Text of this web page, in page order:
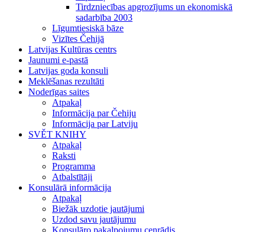
Tirdzniecības apgrozījums un ekonomiskā
sadarbība 2003
Līgumtiesiskā bāze
Vizītes Čehijā
Latvijas Kultūras centrs
Jaunumi e-pastā
Latvijas goda konsuli
Meklēšanas rezultāti
Noderīgas saites
Atpakaļ
Informācija par Čehiju
Informācija par Latviju
SVĚT KNIHY
Atpakaļ
Raksti
Programma
Atbalstītāji
Konsulārā informācija
Atpakaļ
Biežāk uzdotie jautājumi
Uzdod savu jautājumu
Konsulāro pakalpojumu cenrādis